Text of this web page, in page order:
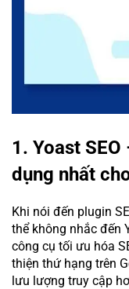
1. Yoast
dụng nhất
Khi nói đến plugin
thể không nhắc đến
công cụ tối ưu hóa
thiện thứ hạng trên
lưu lượng truy cập